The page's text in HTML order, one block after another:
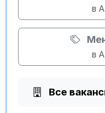
в
в
Все